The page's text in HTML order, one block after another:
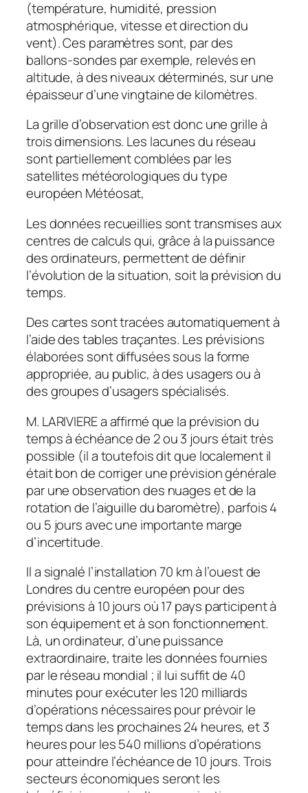
(température, humidité, pression
atmosphérique, vitesse et direction du
vent). Ces paramètres sont, par des
ballons-sondes par exemple, relevés en
altitude, à des niveaux déterminés, sur une
épaisseur d’une vingtaine de kilomètres.
La grille d’observation est donc une grille à
trois dimensions. Les lacunes du réseau
sont partiellement comblées par les
satellites météorologiques du type
européen Météosat,
Les données recueillies sont transmises aux
centres de calculs qui, grâce à la puissance
des ordinateurs, permettent de définir
l’évolution de la situation, soit la prévision du
temps.
Des cartes sont tracées automatiquement à
l’aide des tables traçantes. Les prévisions
élaborées sont diffusées sous la forme
appropriée, au public, à des usagers ou à
des groupes d’usagers spécialisés.
M. LARIVIERE a affirmé que la prévision du
temps à échéance de 2 ou 3 jours était très
possible (il a toutefois dit que localement il
était bon de corriger une prévision générale
par une observation des nuages et de la
rotation de l’aiguille du baromètre), parfois 4
ou 5 jours avec une importante marge
d’incertitude.
Il a signalé l’installation 70 km à l’ouest de
Londres du centre européen pour des
prévisions à 10 jours où 17 pays participent à
son équipement et à son fonctionnement.
Là, un ordinateur, d’une puissance
extraordinaire, traite les données fournies
par le réseau mondial ; il lui suffit de 40
minutes pour exécuter les 120 milliards
d’opérations nécessaires pour prévoir le
temps dans les prochaines 24 heures, et 3
heures pour les 540 millions d’opérations
pour atteindre l’échéance de 10 jours. Trois
secteurs économiques seront les